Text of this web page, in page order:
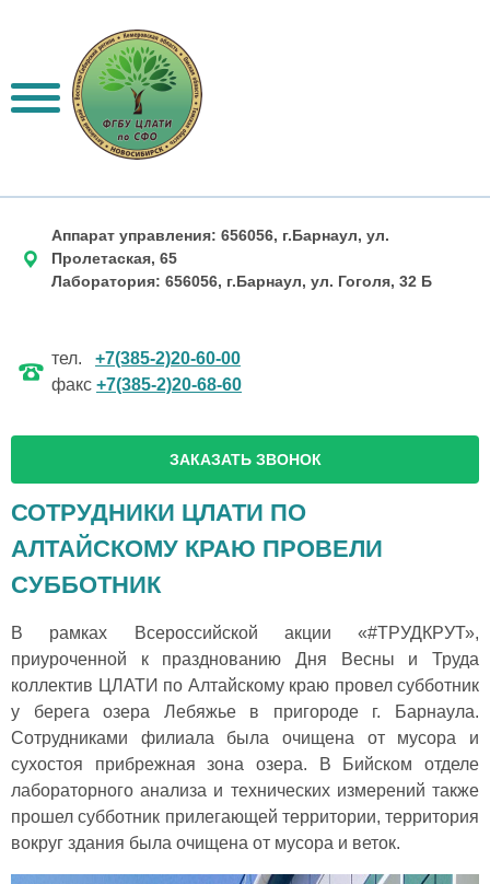
Аппарат управления: 656056, г.Барнаул, ул.
Пролетаская, 65
Лаборатория: 656056, г.Барнаул, ул. Гоголя, 32 Б
тел. +7(385-2)20-60-00
факс +7(385-2)20-68-60
ЗАКАЗАТЬ ЗВОНОК
СОТРУДНИКИ ЦЛАТИ ПО
АЛТАЙСКОМУ КРАЮ ПРОВЕЛИ
СУББОТНИК
В рамках Всероссийской акции «#ТРУДКРУТ»,
приуроченной к празднованию Дня Весны и Труда
коллектив ЦЛАТИ по Алтайскому краю провел субботник
у берега озера Лебяжье в пригороде г. Барнаула.
Сотрудниками филиала была очищена от мусора и
сухостоя прибрежная зона озера. В Бийском отделе
лабораторного анализа и технических измерений также
прошел субботник прилегающей территории, территория
вокруг здания была очищена от мусора и веток.